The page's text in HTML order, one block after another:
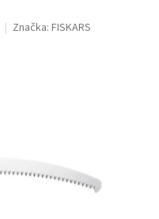
Značka: FISKARS